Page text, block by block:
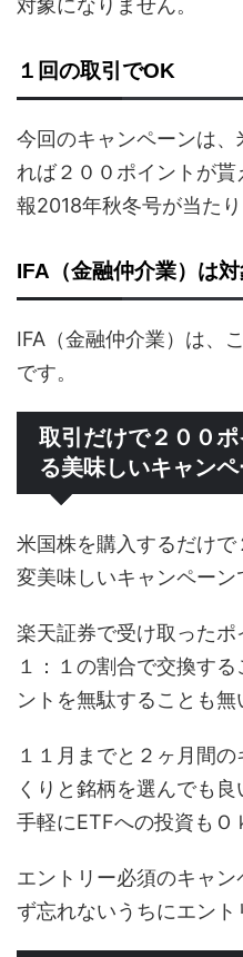
対象になりません。
１回の取引でOK
今回のキャンペーンは
れば２００ポイントが
報2018年秋冬号が当たり
IFA（金融仲介業）は
IFA（金融仲介業）は、
です。
取引だけで２００
る美味しいキャン
米国株を購入するだけ
変美味しいキャンペーン
楽天証券で受け取った
１：１の割合で交換す
ントを無駄することも無
１１月までと２ヶ月間
くりと銘柄を選んでも
手軽にETFへの投資もＯ
エントリー必須のキャン
ず忘れないうちにエント